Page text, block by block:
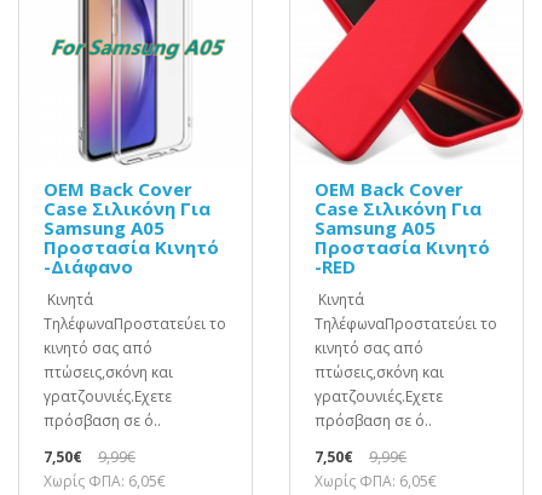
OEM Back Cover
Case Σιλικόνη Για
Samsung A05
Προστασία Κινητό
-Διάφανο
Κινητά
ΤηλέφωναΠροστατεύει το
κινητό σας από
πτώσεις,σκόνη και
γρατζουνιές.Eχετε
πρόσβαση σε ό..
7,50€
9,99€
Χωρίς ΦΠΑ: 6,05€
OEM Back Cover
Case Σιλικόνη Για
Samsung A05
Προστασία Κινητό
-RED
Κινητά
ΤηλέφωναΠροστατεύει το
κινητό σας από
πτώσεις,σκόνη και
γρατζουνιές.Eχετε
πρόσβαση σε ό..
7,50€
9,99€
Χωρίς ΦΠΑ: 6,05€